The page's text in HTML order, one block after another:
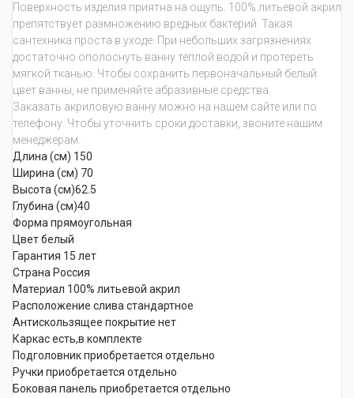
Поверхность изделия приятна на ощупь. 100% литьевой акрил
препятствует размножению вредных бактерий. Такая
сантехника проста в уходе. При небольших загрязнениях
достаточно ополоснуть ванну теплой водой и протереть
мягкой тканью. Чтобы сохранить первоначальный белый
цвет ванны, не применяйте абразивные средства.
Заказать акриловую ванну можно на нашем сайте или по
телефону. Чтобы уточнить сроки доставки, звоните нашим
менеджерам.
Длина (см) 150
Ширина (см) 70
Высота (см)62.5
Глубина (см)40
Форма прямоугольная
Цвет белый
Гарантия 15 лет
Страна Россия
Материал 100% литьевой акрил
Расположение слива стандартное
Антискользящее покрытие нет
Каркас есть,в комплекте
Подголовник приобретается отдельно
Ручки приобретается отдельно
Боковая панель приобретается отдельно